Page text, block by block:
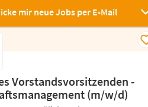
mir neue Jobs per E-Mail
Vorstandsvorsitzenden -
(m/w/d)